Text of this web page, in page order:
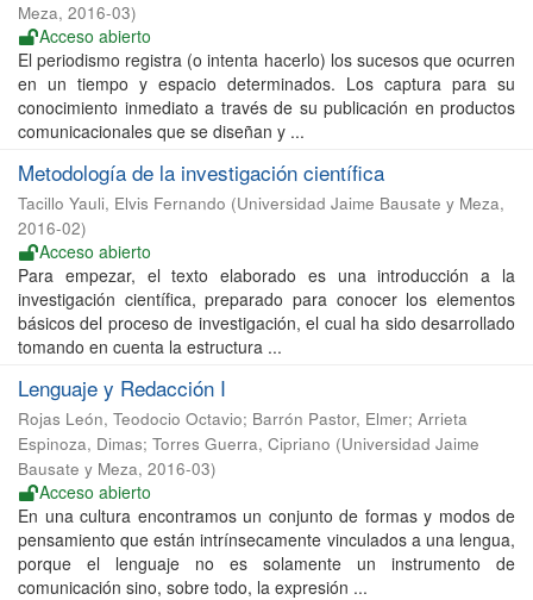
Meza, 2016-03)
Acceso abierto
El periodismo registra (o intenta hacerlo) los sucesos que ocurren
en un tiempo y espacio determinados. Los captura para su
conocimiento inmediato a través de su publicación en productos
comunicacionales que se diseñan y ...
Metodología de la investigación científica
Tacillo Yauli, Elvis Fernando (Universidad Jaime Bausate y Meza,
2016-02)
Acceso abierto
Para empezar, el texto elaborado es una introducción a la
investigación científica, preparado para conocer los elementos
básicos del proceso de investigación, el cual ha sido desarrollado
tomando en cuenta la estructura ...
Lenguaje y Redacción I
Rojas León, Teodocio Octavio; Barrón Pastor, Elmer; Arrieta
Espinoza, Dimas; Torres Guerra, Cipriano (Universidad Jaime
Bausate y Meza, 2016-03)
Acceso abierto
En una cultura encontramos un conjunto de formas y modos de
pensamiento que están intrínsecamente vinculados a una lengua,
porque el lenguaje no es solamente un instrumento de
comunicación sino, sobre todo, la expresión ...